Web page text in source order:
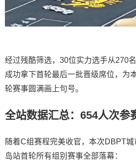
经过残酷筛选，30位实力选手从270
成功拿下首轮最后一批晋级席位，为
轮赛事圆满画上句号。
全站数据汇总：654人次参
随着C组赛程完美收官，本次DBPT
岛站首轮所有组别赛事全部落幕：